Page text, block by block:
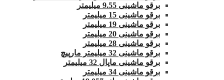
برقو ماشینی 9.55 میلیمتر
برقو ماشینی 15 میلیمتر
برقو ماشینی 19 میلیمتر
برقو ماشینی 20 میلیمتر
برقو ماشینی 28 میلیمتر
برقو ماشینی 32 میلیمتر مارپیچ
برقو ماشینی ماپال 32 میلیمتر
برقو ماشینی 34 میلیمتر